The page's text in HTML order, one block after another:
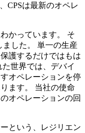
CPSは最新のオペレ
かっています。 そ
ました。 単一の生産
護するだけではもは
世界では、デバイ
オペレーションを停
ます。 当社の使命
オペレーションの回
という、レジリエン